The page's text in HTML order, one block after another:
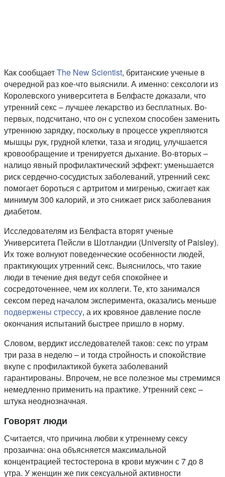
Как сообщаетThe New Scientist, британские ученые в
очередной раз кое-что выяснили. А именно: сексологи из
Королевского университета в Белфасте доказали, что
утренний секс – лучшее лекарство из бесплатных. Во-
первых, подсчитано, что он с успехом способен заменить
утреннюю зарядку, поскольку в процессе укрепляются
мышцы рук, грудной клетки, таза и ягодиц, улучшается
кровообращение и тренируется дыхание. Во-вторых –
налицо явный профилактический эффект: уменьшается
риск сердечно-сосудистых заболеваний, утренний секс
помогает бороться с артритом и мигренью, сжигает как
минимум 300 калорий, и это снижает риск заболевания
диабетом.
Исследователям из Белфаста вторят ученые
Университета Пейсли в Шотландии (University of Paisley).
Их тоже волнуют поведенческие особенности людей,
практикующих утренний секс. Выяснилось, что такие
люди в течение дня ведут себя спокойнее и
сосредоточеннее, чем их коллеги. Те, кто занимался
сексом перед началом эксперимента, оказались меньше
подвержены стрессу, а их кровяное давление после
окончания испытаний быстрее пришло в норму.
Словом, вердикт исследователей таков: секс по утрам
три раза в неделю – и тогда стройность и спокойствие
вкупе с профилактикой букета заболеваний
гарантированы. Впрочем, не все полезное мы стремимся
немедленно применить на практике. Утренний секс –
штука неоднозначная.
Говорят люди
Считается, что причина любви к утреннему сексу
прозаична: она объясняется максимальной
концентрацией тестостерона в крови мужчин с 7 до 8
утра. У женщин же пик сексуальной активности